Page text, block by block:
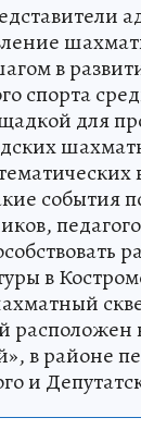
в
спорта
для
события
в
расположен
в районе
и